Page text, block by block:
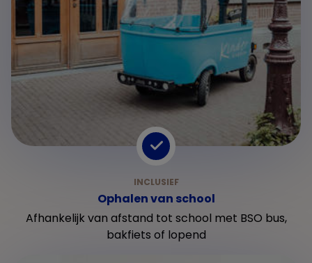
Ophalen van school
Afhankelijk van afstand tot school met BSO bus,
bakfiets of lopend